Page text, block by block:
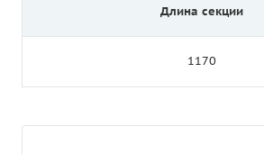
Длина секции
1170